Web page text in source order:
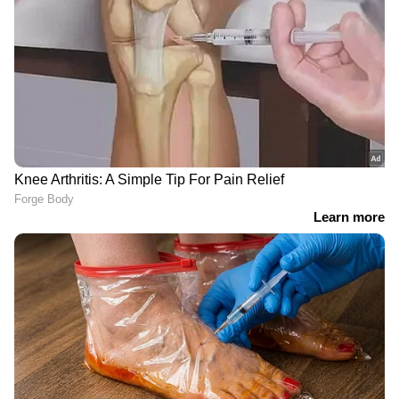
ഷെയ്ഖ് ഹസീനയ്ക്കൊപ്പം
വാ‍ർത്താസമ്മേളനത്തിൽ
പങ്കെടുത്തു, ബംഗ്ലാദേശ്
മുൻ ക്രിക്കറ്റ് ക്യാപ്റ്റൻ
വീടിന് നേരെ പെട്രോൾ
ബോംബ് ആക്രമണം
ഹോർമുസ് ഭാ​ഗികമായി
തുറക്കുന്നു? ഇറാൻ-
റിപ്പോർട്ട്, എണ്ണവില
കുറഞ്ഞേക്കും
പ്രധാനമന്ത്രിയുടെ
വീഡിയോ നീക്കം
ചരിത്രം കുറിച്ച്
ഡെന്മാർക്കിലെ ഇസബെല്ല